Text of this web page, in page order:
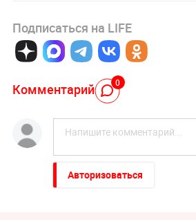
Подписаться на LIFE
Комментарий 0
Авторизоваться